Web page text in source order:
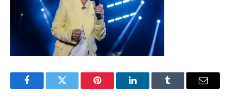
FacebookTwitter Pinterest LinkedInTumblr
E-